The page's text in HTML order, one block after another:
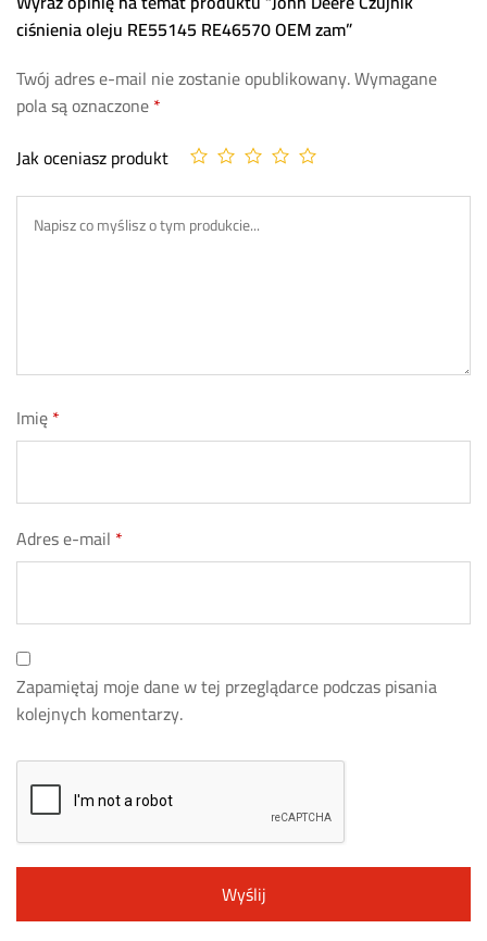
ciśnienia oleju RE55145 RE46570 OEM zam”
Twój adres e-mail nie zostanie opublikowany.Wymagane
pola są oznaczone*
Jak oceniasz produkt
Imię*
Adres e-mail *
Zapamiętaj moje dane w tej przeglądarce podczas pisania
kolejnych komentarzy.